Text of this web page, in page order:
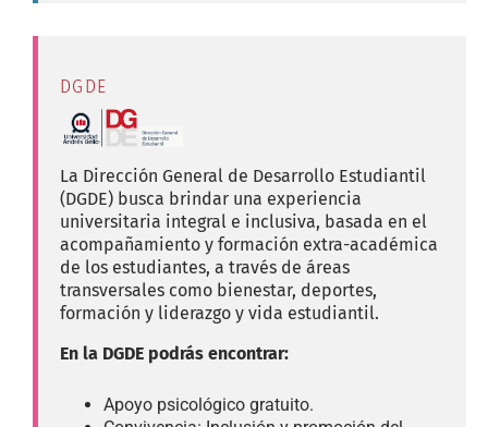
DGDE
La Dirección General de Desarrollo Estudiantil
(DGDE) busca brindar una experiencia
universitaria integral e inclusiva, basada en el
acompañamiento y formación extra-académica
de los estudiantes, a través de áreas
transversales como bienestar, deportes,
formación y liderazgo y vida estudiantil.
En la DGDE podrás encontrar:
Apoyo psicológico gratuito.